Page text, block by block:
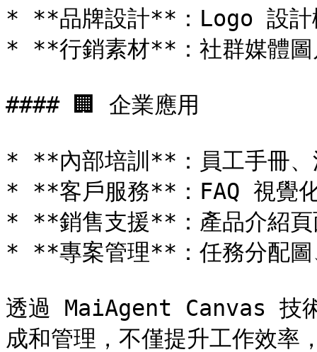
* **品牌設計**：Logo 設計
* **行銷素材**：社群媒體圖
#### 🏢 企業應用
* **內部培訓**：員工手冊、
* **客戶服務**：FAQ 視覺
* **銷售支援**：產品介紹頁
* **專案管理**：任務分配圖
透過 MaiAgent Canvas 技術
成和管理，不僅提升工作效率